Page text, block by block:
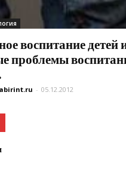
воспитание детей
проблемы
- 05.12.2012